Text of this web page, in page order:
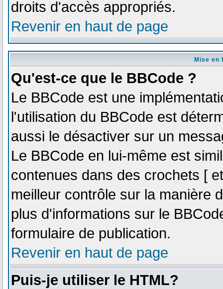
droits d'accès appropriés.
Revenir en haut de page
Mise en
Qu'est-ce que le BBCode ?
Le BBCode est une
l'utilisation du BBCode est
aussi le désactiver sur un
Le BBCode en lui-même est
contenues dans des crochets [
meilleur contrôle sur la manière
plus d'informations sur le
formulaire de publication.
Revenir en haut de page
Puis-je utiliser le HTML?